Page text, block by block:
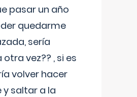
pasar un año
quedarme
sería
vez?? , si es
volver hacer
saltar a la